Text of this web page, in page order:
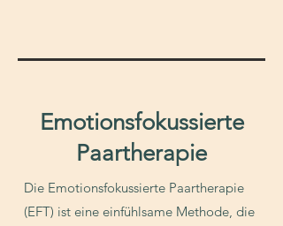
Emotionsfokussierte
Paartherapie
Die Emotionsfokussierte Paartherapie
(EFT) ist eine einfühlsame Methode, die